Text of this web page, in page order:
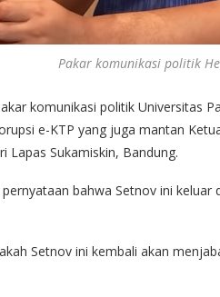
Pakar komunikasi politik
komunikasi politik Universitas
e-KTP yang juga mantan
Lapas Sukamiskin, Bandung.
bahwa Setnov ini
Setnov ini kembali akan